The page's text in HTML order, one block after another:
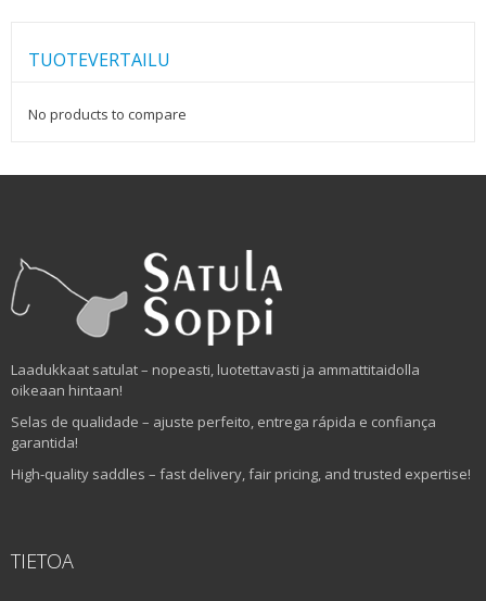
TUOTEVERTAILU
No products to compare
Laadukkaat satulat – nopeasti, luotettavasti ja ammattitaidolla
oikeaan hintaan!
Selas de qualidade – ajuste perfeito, entrega rápida e confiança
garantida!
High-quality saddles – fast delivery, fair pricing, and trusted expertise!
TIETOA